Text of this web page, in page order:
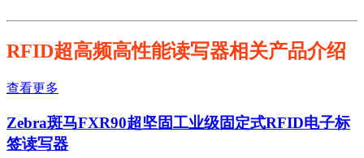
RFID超高频高性能读写器相关产品介绍
查看更多
Zebra斑马FXR90超坚固工业级固定式RFID电子标
签读写器